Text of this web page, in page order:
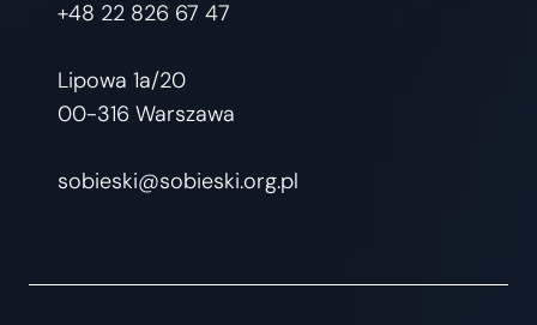
+48 22 826 67 47
Lipowa 1a/20
00-316 Warszawa
sobieski@sobieski.org.pl